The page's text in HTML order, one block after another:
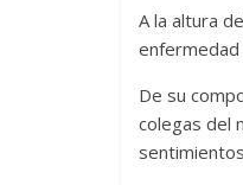
A la altura
enfermedad
De su
colegas del